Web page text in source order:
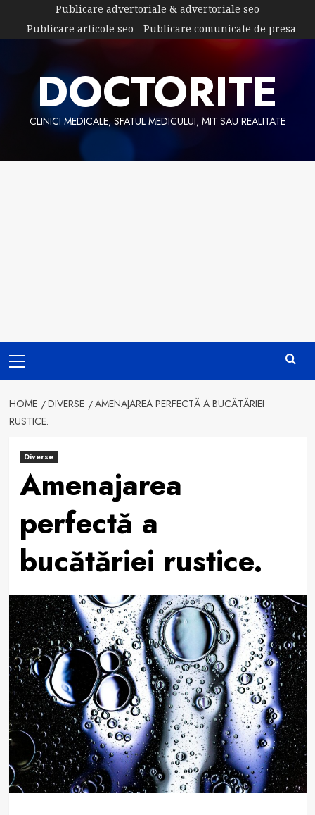
content
Publicare advertoriale & advertoriale seo
Publicare articole seo
Publicare comunicate de presa
DOCTORITE
CLINICI MEDICALE, SFATUL MEDICULUI, MIT SAU REALITATE
Menu
HOME DIVERSE
AMENAJAREA PERFECTĂ A BUCĂTĂRIEI
RUSTICE.
Diverse
Amenajarea
perfectă a
bucătăriei rustice.